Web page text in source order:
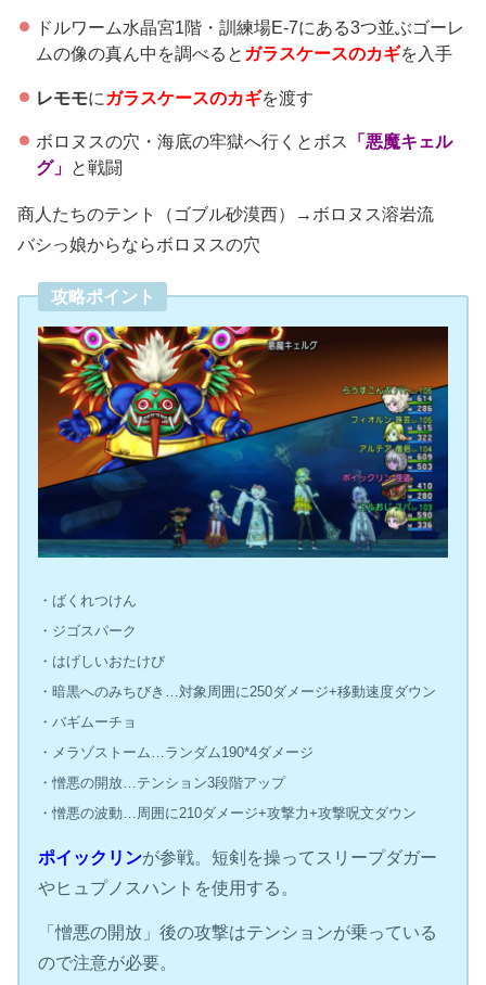
・通常攻撃…単体にダメージ
・ドルマドン…単体に280ダメージ
・連続ドルモーア…ランダム165*3ダメージ
・まもりをぬすむ…単体にスカラ効果を奪い取る
・サプライズラッシュ…単体に200ダメージ＋スタン
・スリープダガー…単体にダメージ＋眠り
お供のドラキーマは何匹倒しても無限増殖してくる。激怒しや
すい
ダルル
ドルワーム水晶宮1階・訓練場E-7にある3つ並ぶゴーレ
ムの像の真ん中を調べると ガラスケースのカギを入手
レモモに ガラスケースのカギを渡す
ボロヌスの穴・海底の牢獄へ行くとボス
「悪魔キェル
グ」 と戦闘
商人たちのテント（ゴブル砂漠西）→ボロヌス溶岩流
バシっ娘からならボロヌスの穴
攻略ポイント
・ばくれつけん
・ジゴスパーク
・はげしいおたけび
・暗黒へのみちびき…対象周囲に250ダメージ+移動速度ダウン
・バギムーチョ
・メラゾストーム…ランダム190*4ダメージ
・憎悪の開放…テンション3段階アップ
・憎悪の波動…周囲に210ダメージ+攻撃力+攻撃呪文ダウン
ポイックリンが参戦。短剣を操ってスリープダガー
やヒュプノスハントを使用する。
「憎悪の開放」後の攻撃はテンションが乗っている
ので注意が必要。